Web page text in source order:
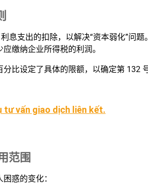
息支出的扣除，以解决“资本弱化”问
缴纳企业所得税的利润。
分比设定了具体的限额，以确定第 132
tư vấn giao dịch liên kết.
范围
惑的变化：